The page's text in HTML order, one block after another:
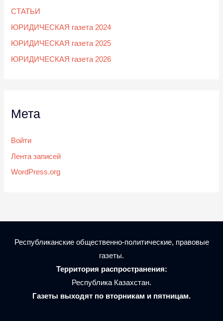
СТАТЬИ
ЮРИДИЧЕСКАЯ газета 2024
ЮРИДИЧЕСКАЯ газета 2025
ЮРИДИЧЕСКАЯ газета 2026
Мета
Войти
Лента записей
WordPress.org
Республиканские общественно-политические, правовые
газеты.
Территория распространения:
Республика Казахстан.
Газеты выходят по вторникам и пятницам.